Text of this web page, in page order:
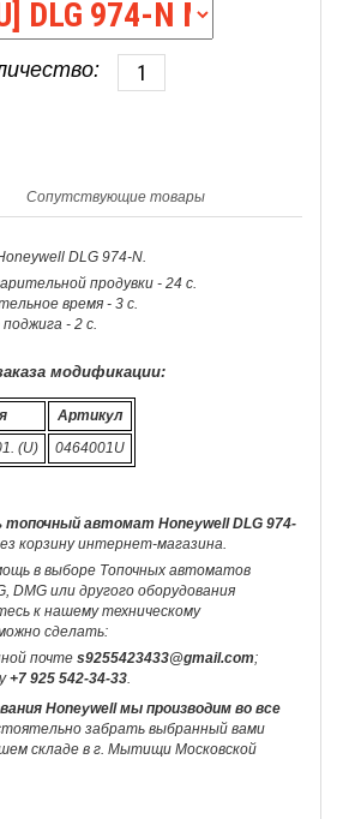
Сопутствующие товары
DLG 974-N.
продувки - 24 c.
время - 3 c.
- 2 с.
модификации:
Артикул
(U)
0464001U
топочный автомат Honeywell DLG 974-
корзину интернет-магазина.
в выборе Топочных автоматов
DMG или другого оборудования
к нашему техническому
сделать:
почте s9255423433@gmail.com;
+7 925 542-34-33
Honeywell мы производим во все
забрать выбранный вами
складе в г. Мытищи Московской